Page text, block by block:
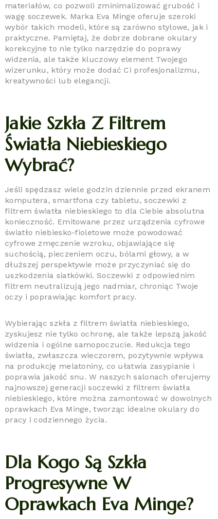
materiałów, co pozwoli zminimalizować grubość i
wagę soczewek. Marka Eva Minge oferuje szeroki
wybór takich modeli, które są zarówno stylowe, jak i
praktyczne. Pamiętaj, że dobrze dobrane okulary
korekcyjne to nie tylko narzędzie do poprawy
widzenia, ale także kluczowy element Twojego
wizerunku, który może dodać Ci profesjonalizmu,
kreatywności lub elegancji.
Jakie Szkła Z Filtrem
Światła Niebieskiego
Wybrać?
Jeśli spędzasz wiele godzin dziennie przed ekranem
komputera, smartfona czy tabletu, soczewki z
filtrem światła niebieskiego to dla Ciebie absolutna
konieczność. Emitowane przez urządzenia cyfrowe
światło niebiesko-fioletowe może powodować
cyfrowe zmęczenie wzroku, objawiające się
suchością, pieczeniem oczu, bólami głowy, a w
dłuższej perspektywie może przyczyniać się do
uszkodzenia siatkówki. Soczewki z odpowiednim
filtrem neutralizują jego nadmiar, chroniąc Twoje
oczy i poprawiając komfort pracy.
Wybierając szkła z filtrem światła niebieskiego,
zyskujesz nie tylko ochronę, ale także lepszą jakość
widzenia i ogólne samopoczucie. Redukcja tego
światła, zwłaszcza wieczorem, pozytywnie wpływa
na produkcję melatoniny, co ułatwia zasypianie i
poprawia jakość snu. W naszych salonach oferujemy
najnowszej generacji soczewki z filtrem światła
niebieskiego, które można zamontować w dowolnych
oprawkach Eva Minge, tworząc idealne okulary do
pracy i codziennego życia.
Dla Kogo Są Szkła
Progresywne W
Oprawkach Eva Minge?